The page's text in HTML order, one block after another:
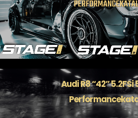
Ventilrens
Værksted
Audi R8 “42” 5.2FSi